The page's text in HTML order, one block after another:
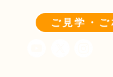
ご見学・ご